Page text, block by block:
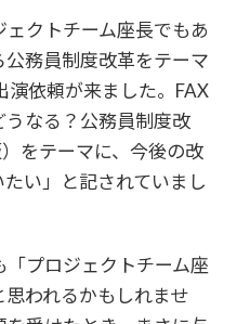
クトチーム座長でもあ
務員制度改革をテーマ
演依頼が来ました。FAX
なる？公務員制度改
をテーマに、今後の改
い」と記されていまし
プロジェクトチーム座
われるかもしれませ